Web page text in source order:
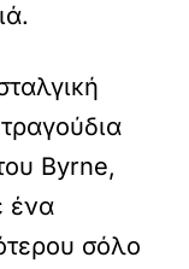
Byrne,
ένα
σόλο